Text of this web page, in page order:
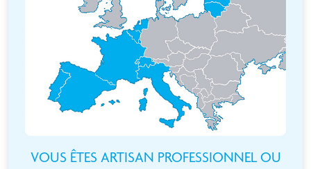
VOUS ÊTES ARTISAN PROFESSIONNEL OU